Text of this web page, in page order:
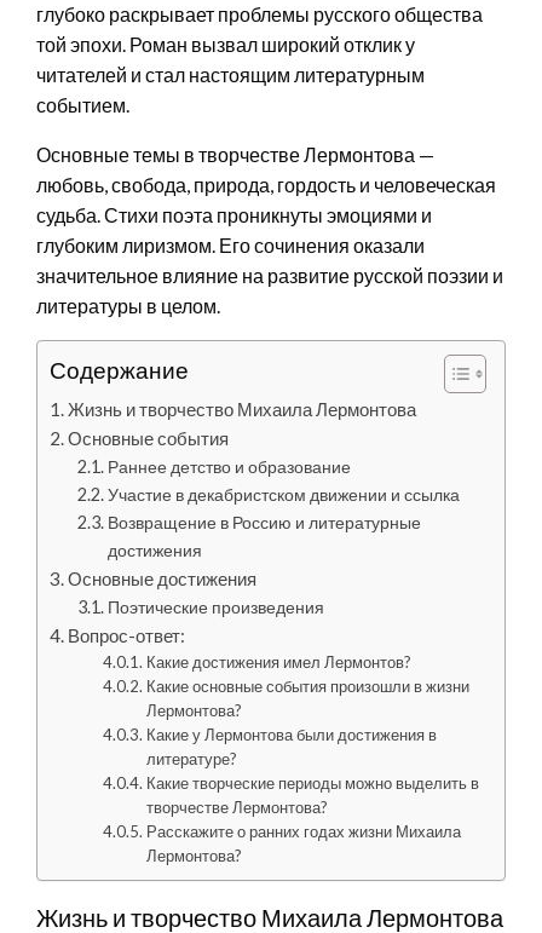
глубоко раскрывает проблемы русского общества
той эпохи. Роман вызвал широкий отклик у
читателей и стал настоящим литературным
событием.
Основные темы в творчестве Лермонтова —
любовь, свобода, природа, гордость и человеческая
судьба. Стихи поэта проникнуты эмоциями и
глубоким лиризмом. Его сочинения оказали
значительное влияние на развитие русской поэзии и
литературы в целом.
Содержание
Жизнь и творчество Михаила Лермонтова
Основные события
Раннее детство и образование
Участие в декабристском движении и ссылка
Возвращение в Россию и литературные
достижения
Основные достижения
Поэтические произведения
Вопрос-ответ:
Какие достижения имел Лермонтов?
Какие основные события произошли в жизни
Лермонтова?
Какие у Лермонтова были достижения в
литературе?
Какие творческие периоды можно выделить в
творчестве Лермонтова?
Расскажите о ранних годах жизни Михаила
Лермонтова?
Жизнь и творчество Михаила Лермонтова